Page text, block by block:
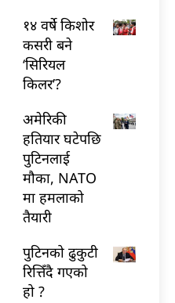
१४ वर्षे किशोर
कसरी बने
‘सिरियल
किलर’?
अमेरिकी
हतियार घटेपछि
पुटिनलाई
मौका, NATO
मा हमलाको
तैयारी
पुटिनको ढुकुटी
रित्तिँदै गएको
हो ?